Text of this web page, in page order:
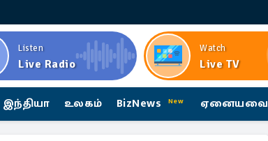
Listen
Live Radio
Watch
Live TV
இந்தியா உலகம் BizNews New ஏனையவை